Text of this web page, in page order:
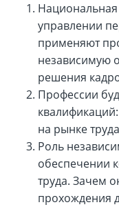
управлении
применяют
независимую
решения
Профессии
на рынке
Роль
обеспечении
труда. Зачем
прохождения